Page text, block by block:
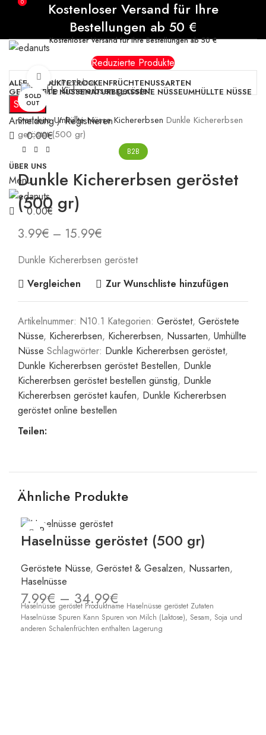
Kostenloser Versand für Ihre
Bestellungen ab 50 €
Kostenloser Versand für Ihre Bestellungen ab 50 €
Reduzierte Produkte
Search
Anmeldung / Registrieren
0.00€
B2B
ÜBER UNS
Menu
0.00€
ALLE PRODUKTETROCKENFRÜCHTENUSSARTEN
GERÖSTETE NÜSSENATURBELASSENE NÜSSEUMHÜLLTE NÜSSE
SOLD
OUT
Click to enlarge
StartseiteUmhüllte NüsseKichererbsen Dunkle Kichererbsen
geröstet (500 gr)
Dunkle Kichererbsen geröstet
(500 gr)
3.99€ – 15.99€
Dunkle Kichererbsen geröstet
Vergleichen
Zur Wunschliste hinzufügen
Artikelnummer: N10.1 Kategorien: Geröstet, Geröstete
Nüsse, Kichererbsen, Kichererbsen, Nussarten, Umhüllte
Nüsse Schlagwörter: Dunkle Kichererbsen geröstet,
Dunkle Kichererbsen geröstet Bestellen, Dunkle
Kichererbsen geröstet bestellen günstig, Dunkle
Kichererbsen geröstet kaufen, Dunkle Kichererbsen
geröstet online bestellen
Teilen:
Ähnliche Produkte
SOLD
OUT
Haselnüsse geröstet (500 gr)
Geröstete Nüsse, Geröstet & Gesalzen, Nussarten,
Haselnüsse
7.99€ –34.99€
Haselnüsse geröstet Produktname Haselnüsse geröstet Zutaten
Haselnüsse Spuren Kann Spuren von Milch (Laktose), Sesam, Soja und
anderen Schalenfrüchten enthalten Lagerung